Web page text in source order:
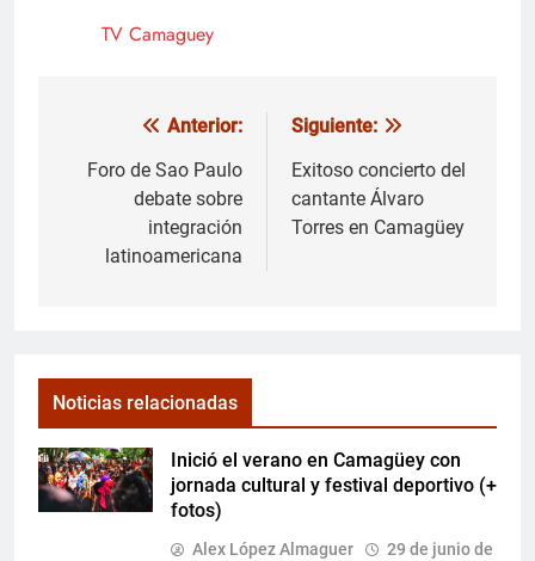
TV Camaguey
Navegación
de
entradas
Anterior:
Foro de Sao Paulo
debate sobre
integración
latinoamericana
Siguiente:
Exitoso concierto del
cantante Álvaro
Torres en Camagüey
Noticias relacionadas
Inició el verano en Camagüey con
jornada cultural y festival deportivo (+
fotos)
Alex López Almaguer
29 de junio de